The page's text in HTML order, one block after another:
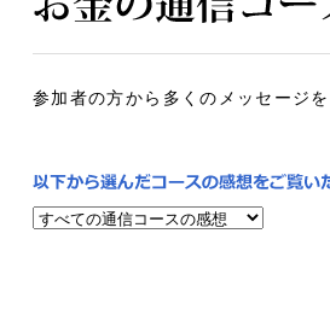
参加者の方から多くのメッセージ